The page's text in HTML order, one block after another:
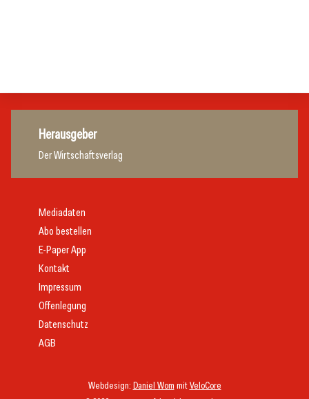
Herausgeber
Der Wirtschaftsverlag
Webdesign: Daniel Wom mitVeloCore
Mediadaten
Abo bestellen
E-Paper App
Kontakt
Impressum
Offenlegung
Datenschutz
AGB